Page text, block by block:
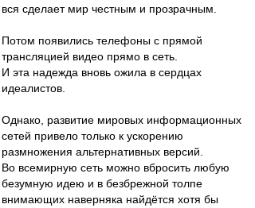
вся сделает мир честным и прозрачным.
Потом появились телефоны с прямой
трансляцией видео прямо в сеть.
И эта надежда вновь ожила в сердцах
идеалистов.
Однако, развитие мировых информационных
сетей привело только к ускорению
размножения альтернативных версий.
Во всемирную сеть можно вбросить любую
безумную идею и в безбрежной толпе
внимающих наверняка найдётся хотя бы